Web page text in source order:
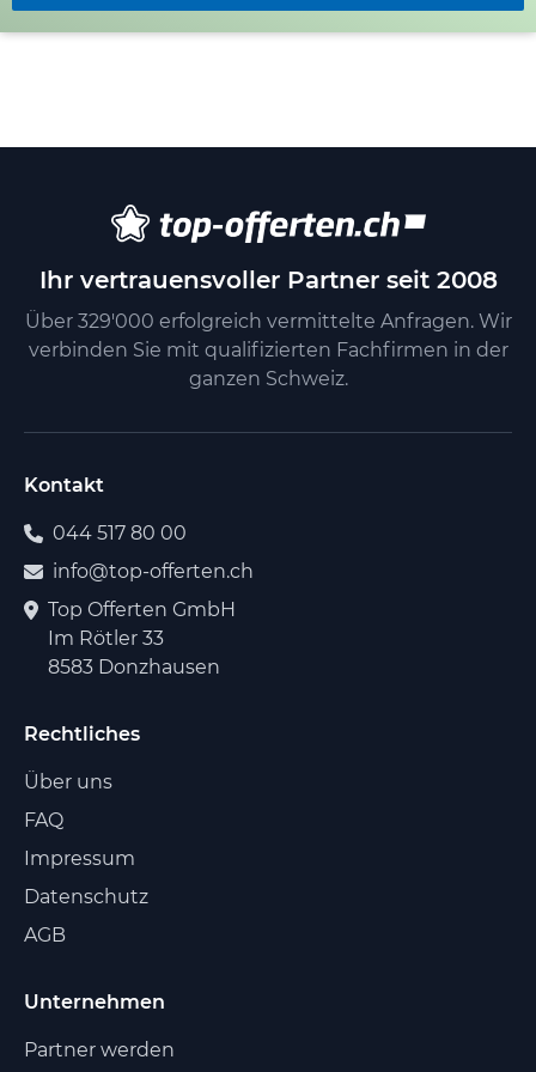
Ihr vertrauensvoller Partner seit 2008
Über 329'000 erfolgreich vermittelte Anfragen. Wir
verbinden Sie mit qualifizierten Fachfirmen in der
ganzen Schweiz.
Kontakt
044 517 80 00
info@top-offerten.ch
Top Offerten GmbH
Im Rötler 33
8583 Donzhausen
Rechtliches
Über uns
FAQ
Impressum
Datenschutz
AGB
Unternehmen
Partner werden